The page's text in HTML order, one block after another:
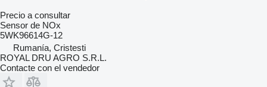
Precio a consultar
Sensor de NOx
5WK96614G-12
Rumanía, Cristesti
ROYAL DRU AGRO S.R.L.
Contacte con el vendedor